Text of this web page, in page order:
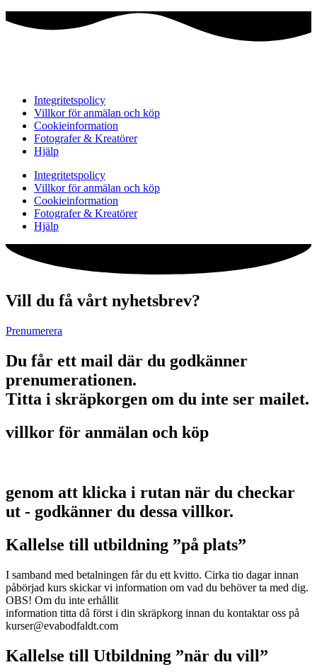
Integritetspolicy
Villkor för anmälan och köp
Cookieinformation
Fotografer & Kreatörer
Hjälp
Integritetspolicy
Villkor för anmälan och köp
Cookieinformation
Fotografer & Kreatörer
Hjälp
Vill du få vårt nyhetsbrev?
Prenumerera
Du får ett mail där du godkänner
prenumerationen.
Titta i skräpkorgen om du inte ser mailet.
villkor för anmälan och köp
genom att klicka i rutan när du checkar
ut - godkänner du dessa villkor.
Kallelse till utbildning ”på plats”
I samband med betalningen får du ett kvitto. Cirka tio dagar innan
påbörjad kurs skickar vi information om vad du behöver ta med dig.
OBS! Om du inte erhållit
information titta då först i din skräpkorg innan du kontaktar oss på
kurser@evabodfaldt.com
Kallelse till Utbildning ”när du vill”